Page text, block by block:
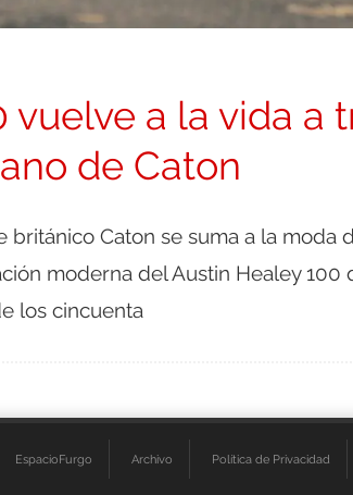
vuelve a la vida a
de Caton
británico Caton se suma a la moda
moderna del Austin Healey 100
los cincuenta
EspacioFurgo Archivo Política de Privacidad